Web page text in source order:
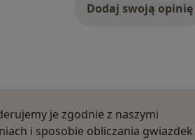
Dodaj swoją opinię
je zgodnie z naszymi
i sposobie obliczania gwiazdek